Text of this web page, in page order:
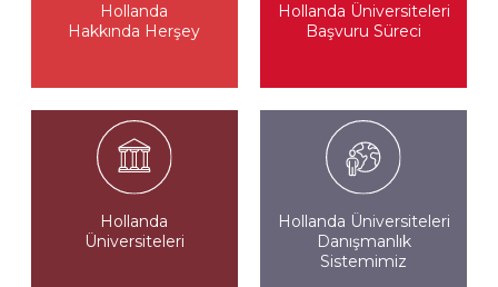
Hollanda
Hakkında Herşey
Hollanda Üniversiteleri
Başvuru Süreci
Hollanda
Üniversiteleri
Hollanda Üniversiteleri
Danışmanlık
Sistemimiz